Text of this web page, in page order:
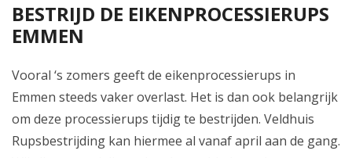
BESTRIJD DE EIKENPROCESSIERUPS
EMMEN
Vooral ‘s zomers geeft de eikenprocessierups in
Emmen steeds vaker overlast. Het is dan ook belangrijk
om deze processierups tijdig te bestrijden. Veldhuis
Rupsbestrijding kan hiermee al vanaf april aan de gang.